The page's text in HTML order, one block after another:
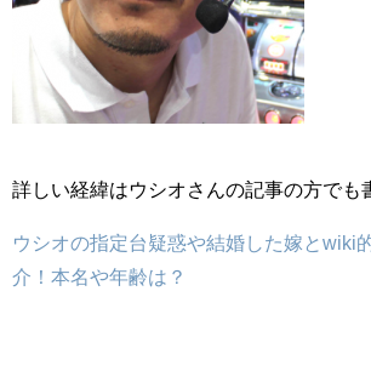
詳しい経緯はウシオさんの記事の方でも
ウシオの指定台疑惑や結婚した嫁とwiki
介！本名や年齢は？